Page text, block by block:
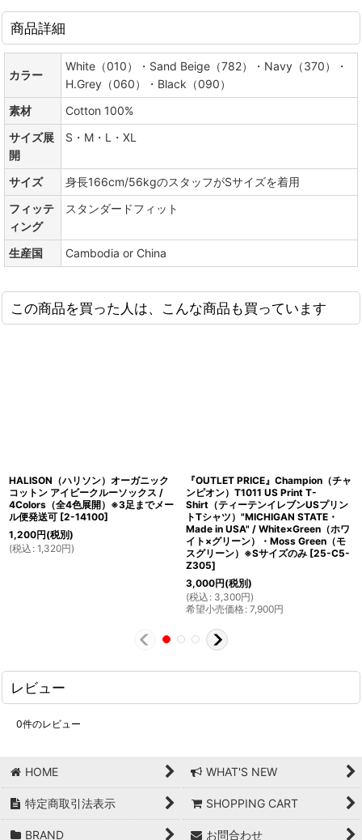
商品詳細
カラー
White（010）・Sand Beige（782）・Navy（370）・
H.Grey（060）・Black（090）
素材
Cotton 100%
サイズ展
開
S・M・L・XL
サイズ
身長166cm/56kgのスタッフがSサイズを着用
フィッテ
ィング
スタンダードフィット
生産国 Cambodia or China
この商品を買った人は、こんな商品も買っています
HALISON（ハリソン）オーガニック
コットン アイビークルーソックス /
4Colors（全4色展開）※3足までメー
ル便発送可 [2-14100]
1,200円(税別)
(税込 : 1,320円)
『OUTLET PRICE』Champion（チャ
ンピオン）T1011 US Print T-
Shirt（ティーテンイレブンUSプリン
トTシャツ）"MICHIGAN STATE・
Made in USA" / White×Green（ホワ
イト×グリーン）・Moss Green（モ
スグリーン）※Sサイズのみ [25-C5-
Z305]
3,000円(税別)
(税込 : 3,300円)
希望小売価格: 7,900円
レビュー
0件のレビュー
HOME WHAT'S NEW
特定商取引法表示 SHOPPING CART
BRAND お問合わせ